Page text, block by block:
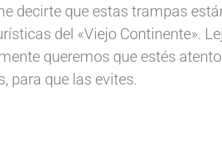
decirte que estas trampas
del «Viejo Continente».
queremos que estés
para que las evites.